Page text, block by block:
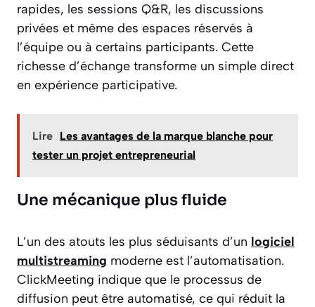
rapides, les sessions Q&R, les discussions
privées et même des espaces réservés à
l’équipe ou à certains participants. Cette
richesse d’échange transforme un simple direct
en expérience participative.
Lire Les avantages de la marque blanche pour
tester un projet entrepreneurial
Une mécanique plus fluide
L’un des atouts les plus séduisants d’un logiciel
multistreaming moderne est l’automatisation.
ClickMeeting indique que le processus de
diffusion peut être automatisé, ce qui réduit la